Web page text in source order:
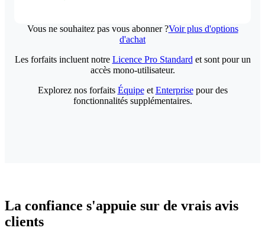
Vous ne souhaitez pas vous abonner ?Voir plus d'options
d'achat
Les forfaits incluent notre Licence Pro Standard et sont pour un
accès mono-utilisateur.
Explorez nos forfaits Équipeet Enterprisepour des
fonctionnalités supplémentaires.
La confiance s'appuie sur de vrais avis
clients